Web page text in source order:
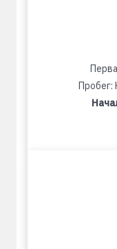
Пробег: